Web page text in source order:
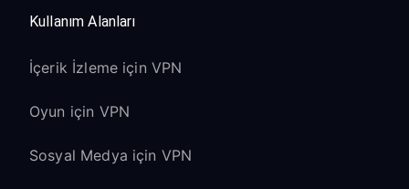
Kullanım Alanları
İçerik İzleme için VPN
Oyun için VPN
Sosyal Medya için VPN